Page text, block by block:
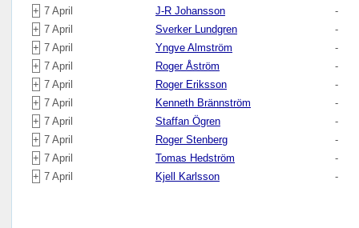
+ 7 April J-R Johansson
-
+ 7 April Sverker Lundgren
-
+ 7 April Yngve Almström
-
+ 7 April Roger Åström
-
+ 7 April Roger Eriksson
-
+ 7 April Kenneth Brännström
-
+ 7 April Staffan Ögren
-
+ 7 April Roger Stenberg
-
+ 7 April Tomas Hedström
-
+ 7 April Kjell Karlsson -